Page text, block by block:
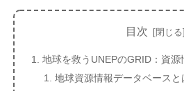
目次
地球を救うUNEPのGRID：資
地球資源情報データベースと